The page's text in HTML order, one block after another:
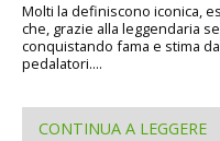
Molti la definiscono iconica,
che, grazie alla leggendaria
conquistando fama e stima
pedalatori....
CONTINUA A LEGGERE